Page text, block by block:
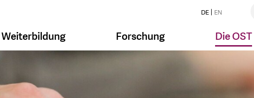
DE EN
Weiterbildung Forschung Die OST